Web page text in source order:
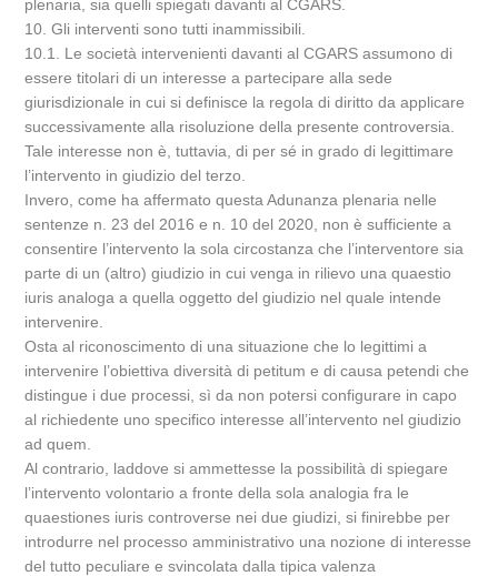
plenaria, sia quelli spiegati davanti al CGARS.
10. Gli interventi sono tutti inammissibili.
10.1. Le società intervenienti davanti al CGARS assumono di
essere titolari di un interesse a partecipare alla sede
giurisdizionale in cui si definisce la regola di diritto da applicare
successivamente alla risoluzione della presente controversia.
Tale interesse non è, tuttavia, di per sé in grado di legittimare
l’intervento in giudizio del terzo.
Invero, come ha affermato questa Adunanza plenaria nelle
sentenze n. 23 del 2016 e n. 10 del 2020, non è sufficiente a
consentire l’intervento la sola circostanza che l’interventore sia
parte di un (altro) giudizio in cui venga in rilievo una quaestio
iuris analoga a quella oggetto del giudizio nel quale intende
intervenire.
Osta al riconoscimento di una situazione che lo legittimi a
intervenire l’obiettiva diversità di petitum e di causa petendi che
distingue i due processi, sì da non potersi configurare in capo
al richiedente uno specifico interesse all’intervento nel giudizio
ad quem.
Al contrario, laddove si ammettesse la possibilità di spiegare
l’intervento volontario a fronte della sola analogia fra le
quaestiones iuris controverse nei due giudizi, si finirebbe per
introdurre nel processo amministrativo una nozione di interesse
del tutto peculiare e svincolata dalla tipica valenza